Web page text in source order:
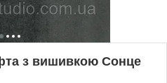
з вишивкою Сонце